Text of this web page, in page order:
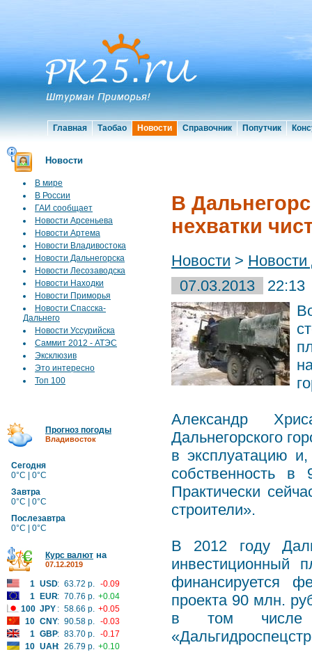
Главная Таобао Новости Справочник Попутчик
Новости
В мире
В России
ГАИ сообщает
Новости Арсеньева
Новости Артема
Новости Владивостока
Новости Дальнегорска
Новости Лесозаводска
Новости Находки
Новости Приморья
Новости Спасска-
Дальнего
Новости Уссурийска
Саммит 2012 - АТЭС
Эксклюзив
Это интересно
Топ 100
Прогноз погоды
Владивосток
Сегодня
0°C | 0°C
Завтра
0°C | 0°C
Послезавтра
0°C | 0°C
Курс валют на
07.12.2019
1 USD: 63.72 р. -0.09
1
EUR: 70.76 р. +0.04
100 JPY : 58.66 р. +0.05
10 CNY: 90.58 р. -0.03
1 GBP: 83.70 р. -0.17
10 UAH: 26.79 р. +0.10
В
нехватки
Новости > Новости
07.03.2013
22:13
Александр
Дальнегорского
в эксплуатацию
собственность
Практически
строители».
В 2012 году
инвестиционный
финансируется
проекта 90 млн.
в том числе